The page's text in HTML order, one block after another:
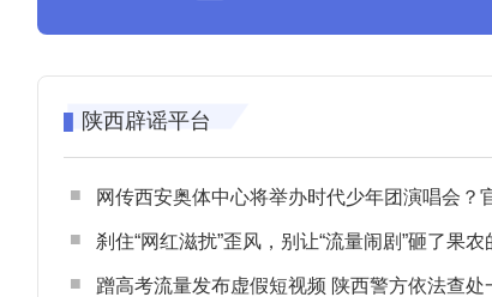
陕西辟谣平台
网传西安奥体中心将举办时代少年团演唱会？官方回应：纯
刹住“网红滋扰”歪风，别让“流量闹剧”砸了果农
蹭高考流量发布虚假短视频 陕西警方依法查处一起涉高考网络